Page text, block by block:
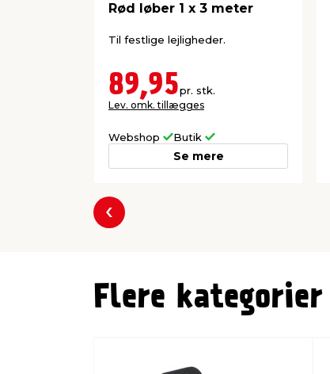
Rød løber 1 x 3 meter
Til festlige lejligheder.
89,95pr. stk.
Lev. omk. tillægges
Webshop Butik
Se mere
Forrige
Flere kategorier